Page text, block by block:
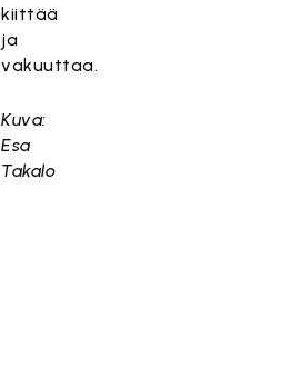
kiittää
ja
vakuuttaa.
Kuva:
Esa
Takalo